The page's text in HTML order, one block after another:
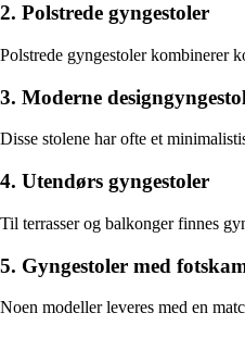
2. Polstrede gyngestoler
Polstrede gyngestoler kombinerer
3. Moderne
Disse stolene har ofte et
4. Utendørs gyngestoler
Til terrasser og balkonger finnes
5. Gyngestoler med
Noen modeller leveres med en